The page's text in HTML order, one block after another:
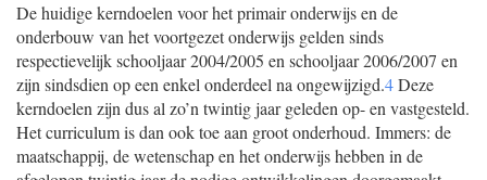
De huidige kerndoelen voor het primair onderwijs en de
onderbouw van het voortgezet onderwijs gelden sinds
respectievelijk schooljaar 2004/2005 en schooljaar 2006/2007 en
zijn sindsdien op een enkel onderdeel na ongewijzigd.4Deze
kerndoelen zijn dus al zo’n twintig jaar geleden op- en vastgesteld.
Het curriculum is dan ook toe aan groot onderhoud. Immers: de
maatschappij, de wetenschap en het onderwijs hebben in de